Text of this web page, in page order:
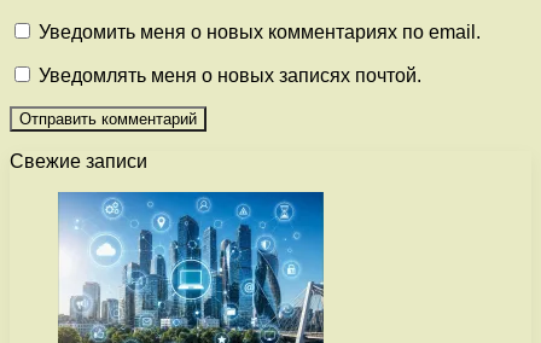
Уведомить меня о новых комментариях по email.
Уведомлять меня о новых записях почтой.
Свежие записи